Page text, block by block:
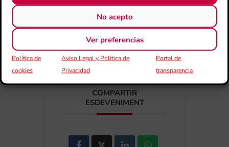
No acepto
Ver preferencias
Política de
cookies
Aviso Legal y Política de
Privacidad
Portal de
transparencia
Exportar + iCal / Outlook
COMPARTIR
ESDEVENIMENT